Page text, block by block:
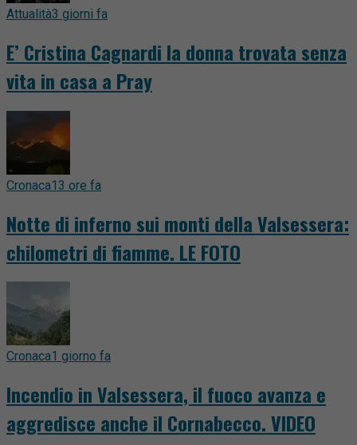
Attualità3 giorni fa
E’ Cristina Cagnardi la donna trovata senza
vita in casa a Pray
Cronaca13 ore fa
Notte di inferno sui monti della Valsessera:
chilometri di fiamme. LE FOTO
Cronaca1 giorno fa
Incendio in Valsessera, il fuoco avanza e
aggredisce anche il Cornabecco. VIDEO